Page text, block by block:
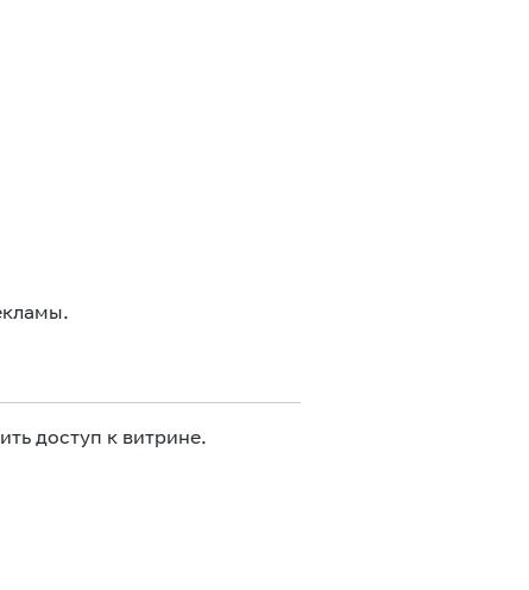
доступ к витрине.